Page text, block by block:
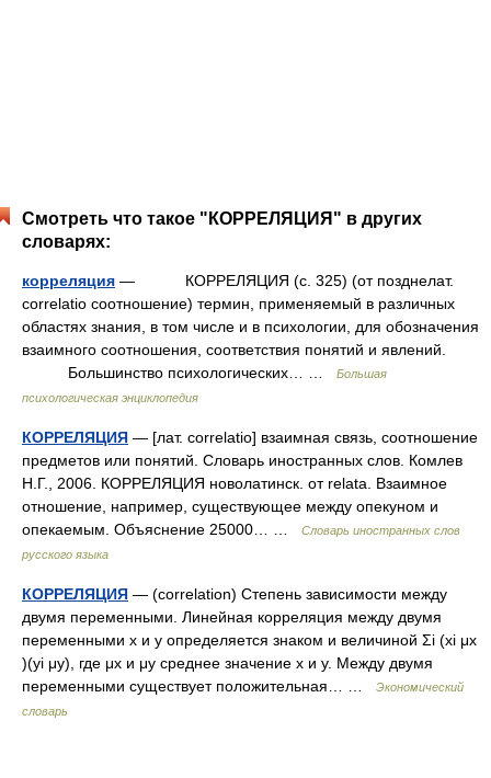
Смотреть что такое "КОРРЕЛЯЦИЯ" в других
словарях:
корреляция — КОРРЕЛЯЦИЯ (с. 325) (от позднелат.
correlatio соотношение) термин, применяемый в различных
областях знания, в том числе и в психологии, для обозначения
взаимного соотношения, соответствия понятий и явлений.
Большинство психологических… …
Большая
психологическая энциклопедия
КОРРЕЛЯЦИЯ — [лат. correlatio] взаимная связь, соотношение
предметов или понятий. Словарь иностранных слов. Комлев
Н.Г., 2006. КОРРЕЛЯЦИЯ новолатинск. от relata. Взаимное
отношение, например, существующее между опекуном и
опекаемым. Объяснение 25000… …
Словарь иностранных слов
русского языка
КОРРЕЛЯЦИЯ — (correlation) Степень зависимости между
двумя переменными. Линейная корреляция между двумя
переменными х и у определяется знаком и величиной Σi (xi μx
)(yi μy), где μx и μy среднее значение х и у. Между двумя
переменными существует положительная… …
Экономический
словарь